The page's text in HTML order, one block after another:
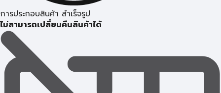
การประกอบสินค้า สำเร็จรูป
ไม่สามารถเปลี่ยนคืนสินค้าได้